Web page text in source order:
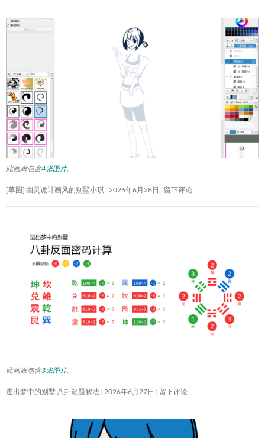
此画廊包含4张图片。
[草图] 幽灵诡计画风的别墅小琪 2026年6月28日 留下评论
此画廊包含3张图片。
逃出梦中的别墅 八卦谜题解法 2026年6月27日 留下评论